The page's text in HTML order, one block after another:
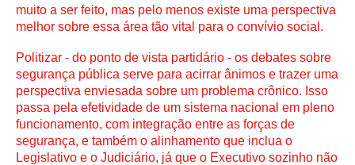
muito a ser feito, mas pelo menos existe uma perspectiva
melhor sobre essa área tão vital para o convívio social.
Politizar - do ponto de vista partidário - os debates sobre
segurança pública serve para acirrar ânimos e trazer uma
perspectiva enviesada sobre um problema crônico. Isso
passa pela efetividade de um sistema nacional em pleno
funcionamento, com integração entre as forças de
segurança, e também o alinhamento que inclua o
Legislativo e o Judiciário, já que o Executivo sozinho não